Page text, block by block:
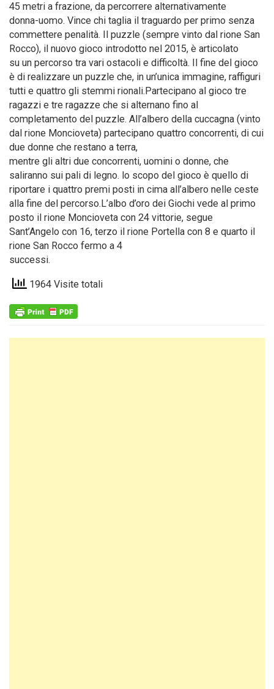
45 metri a frazione, da percorrere alternativamente
donna-uomo. Vince chi taglia il traguardo per primo senza
commettere penalità. Il puzzle (sempre vinto dal rione San
Rocco), il nuovo gioco introdotto nel 2015, è articolato
su un percorso tra vari ostacoli e difficoltà. Il fine del gioco
è di realizzare un puzzle che, in un’unica immagine, raffiguri
tutti e quattro gli stemmi rionali.Partecipano al gioco tre
ragazzi e tre ragazze che si alternano fino al
completamento del puzzle. All’albero della cuccagna (vinto
dal rione Moncioveta) partecipano quattro concorrenti, di cui
due donne che restano a terra,
mentre gli altri due concorrenti, uomini o donne, che
saliranno sui pali di legno. lo scopo del gioco è quello di
riportare i quattro premi posti in cima all’albero nelle ceste
alla fine del percorso.L’albo d’oro dei Giochi vede al primo
posto il rione Moncioveta con 24 vittorie, segue
Sant’Angelo con 16, terzo il rione Portella con 8 e quarto il
rione San Rocco fermo a 4
successi.
1964 Visite totali